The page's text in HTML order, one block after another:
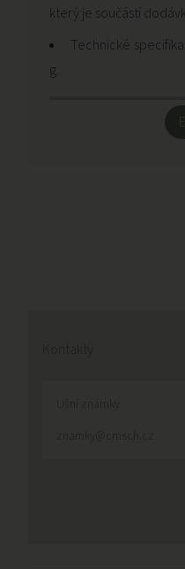
který je součástí
Technické
g.